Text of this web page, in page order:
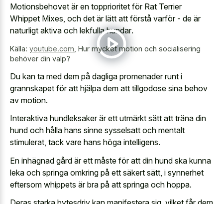
Motionsbehovet är en topprioritet för Rat Terrier
Whippet Mixes, och det är lätt att förstå varför - de är
naturligt aktiva och lekfulla hundar.
Källa: youtube.com Hur mycket motion och socialisering
behöver din valp?
Du kan ta med dem på dagliga promenader runt i
grannskapet för att hjälpa dem att tillgodose sina behov
av motion.
Interaktiva hundleksaker är ett utmärkt sätt att träna din
hund och hålla hans sinne sysselsatt och mentalt
stimulerat, tack vare hans höga intelligens.
En inhägnad gård är ett måste för att din hund ska kunna
leka och springa omkring på ett säkert sätt, i synnerhet
eftersom whippets är bra på att springa och hoppa.